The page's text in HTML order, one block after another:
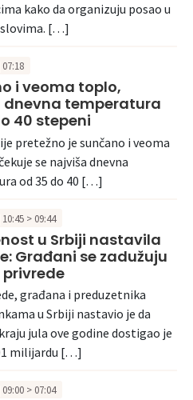
kako da organizuju posao u
[…]
07:18
i veoma toplo,
dnevna temperatura
40 stepeni
pretežno je sunčano i veoma
se najviša dnevna
od 35 do 40 […]
> 09:44
u Srbiji nastavila
Građani se zadužuju
privrede
građana i preduzetnika
u Srbiji nastavio je da
jula ove godine dostigao je
milijardu […]
> 07:04